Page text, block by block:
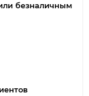
безналичным